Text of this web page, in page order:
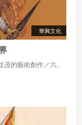
華興文化
的藝術創作／六、